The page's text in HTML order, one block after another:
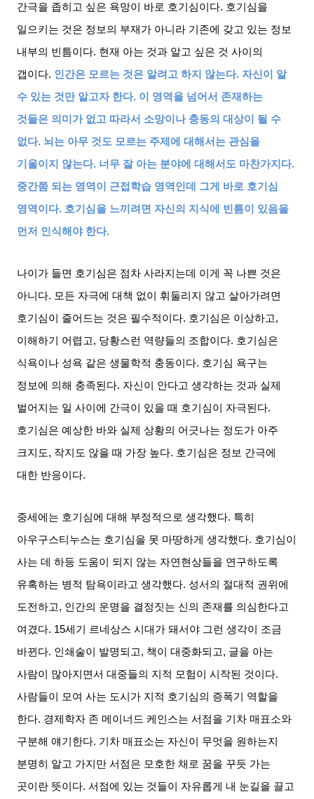
간극을 좁히고 싶은 욕망이 바로 호기심이다. 호기심을
일으키는 것은 정보의 부재가 아니라 기존에 갖고 있는 정보
내부의 빈틈이다. 현재 아는 것과 알고 싶은 것 사이의
갭이다. 인간은 모르는 것은 알려고 하지 않는다.자신이 알
수 있는 것만 알고자 한다. 이 영역을 넘어서 존재하는
것들은 의미가 없고 따라서 소망이나 충동의 대상이 될 수
없다. 뇌는 아무 것도 모르는 주제에 대해서는 관심을
기울이지 않는다. 너무 잘 아는 분야에 대해서도 마찬가지다.
중간쯤 되는 영역이 근접학습 영역인데 그게 바로 호기심
영역이다. 호기심을 느끼려면 자신의 지식에 빈틈이 있음을
먼저 인식해야 한다.
나이가 들면 호기심은 점차 사라지는데 이게 꼭 나쁜 것은
아니다. 모든 자극에 대책 없이 휘둘리지 않고 살아가려면
호기심이 줄어드는 것은 필수적이다. 호기심은 이상하고,
이해하기 어렵고, 당황스런 역량들의 조합이다. 호기심은
식욕이나 성욕 같은 생물학적 충동이다. 호기심 욕구는
정보에 의해 충족된다. 자신이 안다고 생각하는 것과 실제
벌어지는 일 사이에 간극이 있을 때 호기심이 자극된다.
호기심은 예상한 바와 실제 상황의 어긋나는 정도가 아주
크지도, 작지도 않을 때 가장 높다. 호기심은 정보 간극에
대한 반응이다.
중세에는 호기심에 대해 부정적으로 생각했다. 특히
아우구스티누스는 호기심을 못 마땅하게 생각했다. 호기심이
사는 데 하등 도움이 되지 않는 자연현상들을 연구하도록
유혹하는 병적 탐욕이라고 생각했다. 성서의 절대적 권위에
도전하고, 인간의 운명을 결정짓는 신의 존재를 의심한다고
여겼다. 15세기 르네상스 시대가 돼서야 그런 생각이 조금
바뀐다. 인쇄술이 발명되고, 책이 대중화되고, 글을 아는
사람이 많아지면서 대중들의 지적 모험이 시작된 것이다.
사람들이 모여 사는 도시가 지적 호기심의 증폭기 역할을
한다. 경제학자 존 메이너드 케인스는 서점을 기차 매표소와
구분해 얘기한다. 기차 매표소는 자신이 무엇을 원하는지
분명히 알고 가지만 서점은 모호한 채로 꿈을 꾸듯 가는
곳이란 뜻이다.서점에 있는 것들이 자유롭게 내 눈길을 끌고